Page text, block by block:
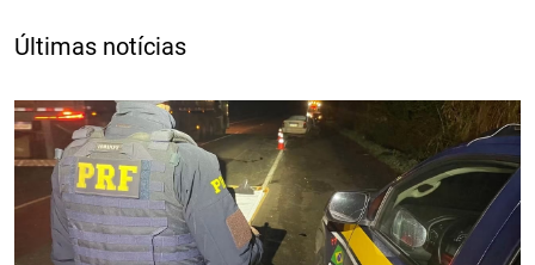
Últimas notícias